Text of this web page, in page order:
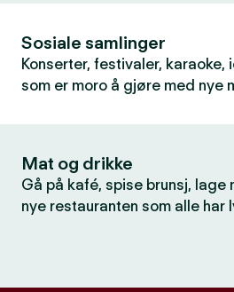
Sosiale samlinger
Konserter, festivaler,
som er moro å gjøre med nye
Mat og drikke
Gå på kafé, spise brunsj, lage
nye restauranten som alle har